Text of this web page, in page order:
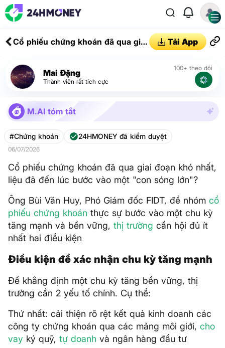
Cổ phiếu chứng khoán đã qua giai
bước vào một "con sóng lớn"?
Tải App
Mai Đặng
Thành viên rất tích cực
100+ theo dõi
M.AI tóm tắt
#Chứng khoán 24HMONEY đã kiểm duyệt
06/07/2026
Cổ phiếu chứng khoán đã qua giai đoạn khó nhất,
liệu đã đến lúc bước vào một "con sóng lớn"?
Ông Bùi Văn Huy, Phó Giám đốc FIDT, để nhóm cổ
phiếu chứng khoán thực sự bước vào một chu kỳ
tăng mạnh và bền vững, thị trường cần hội đủ ít
nhất hai điều kiện
Điều kiện để xác nhận chu kỳ tăng mạnh
Để khẳng định một chu kỳ tăng bền vững, thị
trường cần 2 yếu tố chính. Cụ thể:
Thứ nhất: cải thiện rõ rệt kết quả kinh doanh các
công ty chứng khoán qua các mảng môi giới, cho
vay ký quỹ, tự doanh và ngân hàng đầu tư